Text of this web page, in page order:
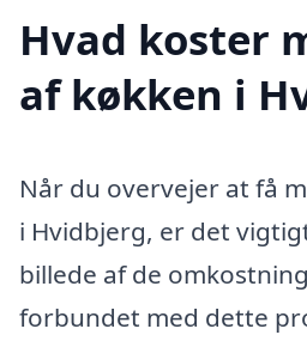
Hvad koster
af køkken i
Når du overvejer at få
i Hvidbjerg, er det
billede af de
forbundet med dette